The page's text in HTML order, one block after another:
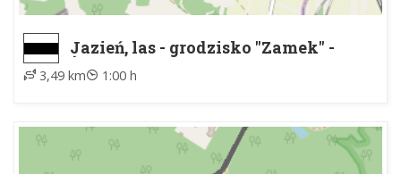
Jazień, las - grodzisko "Zamek" -
Życzyn, PKP
3,49 km 1:00 h